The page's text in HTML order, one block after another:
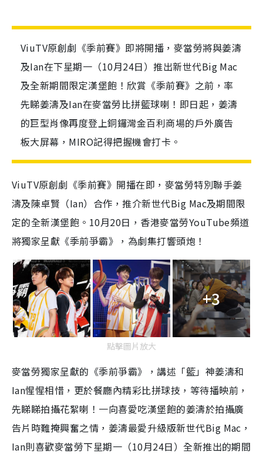
ViuTV原創劇《季前賽》即將開播，麥當勞將與姜濤
及Ian在下星期一（10月24日）推出新世代Big Mac
及全新期間限定漢堡飽！欣賞《季前賽》之前，率
先睇姜濤及Ian在麥當勞比拼籃球喇！即日起，姜濤
的巨型肖像再度登上銅鑼灣金百利商場的戶外廣告
板大屏幕，MIRO記得把握機會打卡。
ViuTV原創劇《季前賽》開播在即，麥當勞特別聯手姜
濤及陳卓賢（Ian）合作，推介新世代Big Mac及期間限
定的全新漢堡飽。10月20日，香港麥當勞YouTube頻道
將獨家呈獻《季前爭霸》，為劇集打響頭炮！
+3
點擊圖片放大
麥當勞獨家呈獻的《季前爭霸》，講述「籃」神姜濤和
Ian惺惺相惜，更於餐廳內精彩比拼球技，等待播映前，
先睇睇拍攝花絮喇！一向喜愛吃漢堡飽的姜濤於拍攝廣
告片時難掩興奮之情，姜濤最愛升級版新世代Big Mac，
Ian則喜歡麥當勞下星期一（10月24日）全新推出的期間